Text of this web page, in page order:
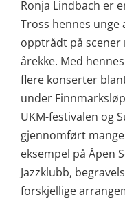
Ronja Lindbach er
Tross hennes
opptrådt på
årekke. Med
flere konserter
under
UKM-festivalen og
gjennomført
eksempel på Åpen
Jazzklubb,
forskjellige